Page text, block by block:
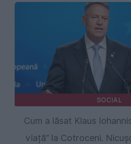
SOCIAL
Cum a lăsat Klaus
viață” la Cotroceni.